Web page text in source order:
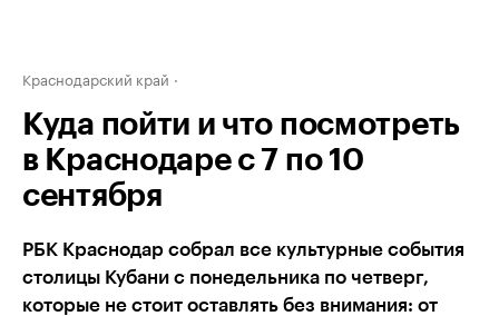
Краснодарский край
Куда пойти и что посмотреть
в Краснодаре с 7 по 10
сентября
РБК Краснодар собрал все культурные события
столицы Кубани с понедельника по четверг,
которые не стоит оставлять без внимания: от